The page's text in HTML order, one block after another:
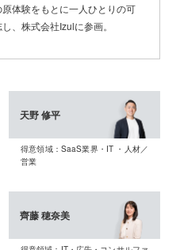
体験をもとに一人ひとりの可
、株式会社Izulに参画。
天野 修平
得意領域：SaaS業界・IT ・人材／
営業
齊藤 穂奈美